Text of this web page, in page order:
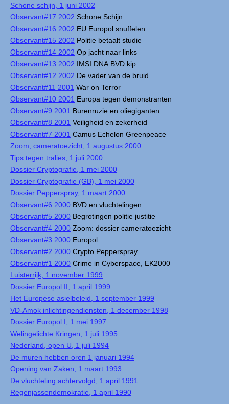
Schone schijn, 1 juni 2002
Observant#17 2002 Schone Schijn
Observant#16 2002 EU Europol snuffelen
Observant#15 2002 Politie betaalt studie
Observant#14 2002 Op jacht naar links
Observant#13 2002 IMSI DNA BVD kip
Observant#12 2002 De vader van de bruid
Observant#11 2001 War on Terror
Observant#10 2001 Europa tegen demonstranten
Observant#9 2001 Burenruzie en oliegiganten
Observant#8 2001 Veiligheid en zekerheid
Observant#7 2001 Camus Echelon Greenpeace
Zoom, cameratoezicht, 1 augustus 2000
Tips tegen tralies, 1 juli 2000
Dossier Cryptografie, 1 mei 2000
Dossier Cryptografie (GB), 1 mei 2000
Dossier Pepperspray, 1 maart 2000
Observant#6 2000 BVD en vluchtelingen
Observant#5 2000 Begrotingen politie justitie
Observant#4 2000 Zoom: dossier cameratoezicht
Observant#3 2000 Europol
Observant#2 2000 Crypto Pepperspray
Observant#1 2000 Crime in Cyberspace, EK2000
Luisterrijk, 1 november 1999
Dossier Europol II, 1 april 1999
Het Europese asielbeleid, 1 september 1999
VD-Amok inlichtingendiensten, 1 december 1998
Dossier Europol I, 1 mei 1997
Welingelichte Kringen, 1 juli 1995
Nederland, open U, 1 juli 1994
De muren hebben oren 1 januari 1994
Opening van Zaken, 1 maart 1993
De vluchteling achtervolgd, 1 april 1991
Regenjassendemokratie, 1 april 1990